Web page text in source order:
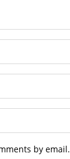
by email.